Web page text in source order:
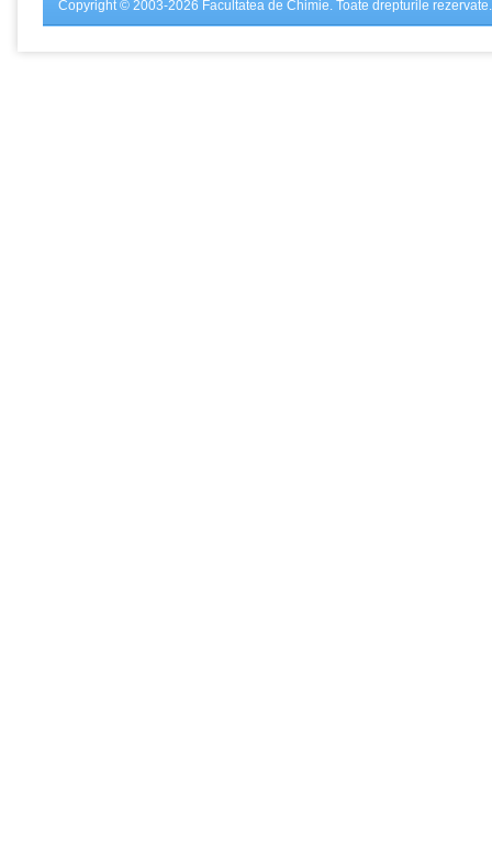
Copyright © 2003-2026 Facultatea de Chimie. Toate drepturile